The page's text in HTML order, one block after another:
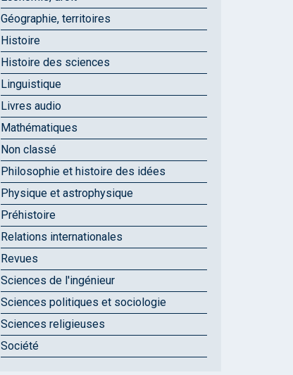
Géographie, territoires
Histoire
Histoire des sciences
Linguistique
Livres audio
Mathématiques
Non classé
Philosophie et histoire des idées
Physique et astrophysique
Préhistoire
Relations internationales
Revues
Sciences de l'ingénieur
Sciences politiques et sociologie
Sciences religieuses
Société